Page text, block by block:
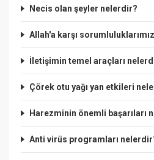
Necis olan şeyler nelerdir?
Allah'a karşı
İletişimin temel araçları
Çörek otu yağı yan etkileri
Harezminin önemli başarıları
Anti virüs programları